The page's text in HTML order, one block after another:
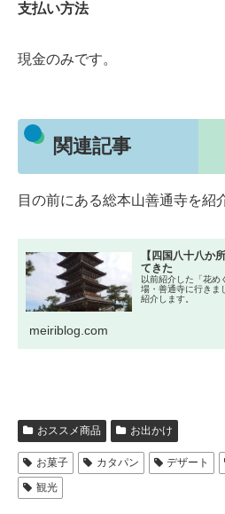
支払い方法
現金のみです。
関連記事
目の前にある総本山善通寺を紹
【四国八十八か
てきた
以前紹介した「花
場・善通寺に行きま
紹介します。
meiriblog.com
おススメ商品 お出かけ
お菓子 カタパン デザート
観光